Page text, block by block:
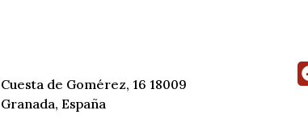
Cuesta de Gomérez, 16 18009
Granada, España